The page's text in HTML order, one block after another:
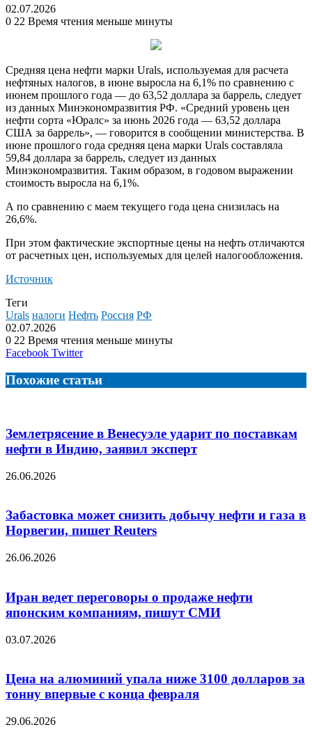
02.07.2026
0 22 Время чтения меньше минуты
Средняя цена нефти марки Urals, используемая для расчета
нефтяных налогов, в июне выросла на 6,1% по сравнению с
июнем прошлого года — до 63,52 доллара за баррель, следует
из данных Минэкономразвития РФ. «Средний уровень цен
нефти сорта «Юралс» за июнь 2026 года — 63,52 доллара
США за баррель», — говорится в сообщении министерства. В
июне прошлого года средняя цена марки Urals составляла
59,84 доллара за баррель, следует из данных
Минэкономразвития. Таким образом, в годовом выражении
стоимость выросла на 6,1%.
А по сравнению с маем текущего года цена снизилась на
26,6%.
При этом фактические экспортные цены на нефть отличаются
от расчетных цен, используемых для целей налогообложения.
Источник
Теги
Urals налоги Нефть Россия РФ
02.07.2026
0 22 Время чтения меньше минуты
Facebook TwitterLinkedIn
Tumblr
Reddit
Вконтакте
Одноклассники
Skype
Messenger
Messenger
WhatsApp
Telegram
Viber
Line
Поделиться
электронную
почту
Похожие статьи
Землетрясение в Венесуэле ударит по поставкам
нефти в Индию, заявил эксперт
26.06.2026
Забастовка может снизить добычу нефти и газа в
Норвегии, пишет Reuters
26.06.2026
Иран ведет переговоры о продаже нефти
японским компаниям, пишут СМИ
03.07.2026
Цена на алюминий упала ниже 3100 долларов за
тонну впервые с конца февраля
29.06.2026